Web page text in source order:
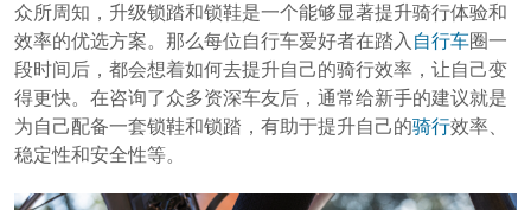
众所周知，升级锁踏和锁鞋是一个能够显著提升骑行体验和
效率的优选方案。那么每位自行车爱好者在踏入 自行车圈一
段时间后，都会想着如何去提升自己的骑行效率，让自己变
得更快。在咨询了众多资深车友后，通常给新手的建议就是
为自己配备一套锁鞋和锁踏，有助于提升自己的骑行效率、
稳定性和安全性等。